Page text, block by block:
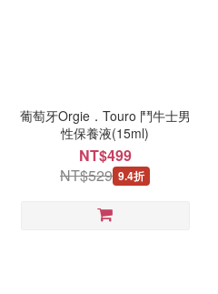
葡萄牙Orgie．Touro 鬥牛士男
性保養液(15ml)
NT$499
NT$529 9.4折